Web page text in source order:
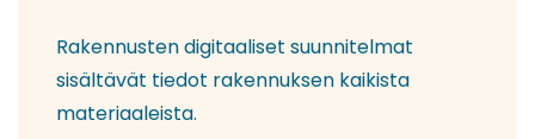
Rakennusten digitaaliset suunnitelmat
sisältävät tiedot rakennuksen kaikista
materiaaleista.